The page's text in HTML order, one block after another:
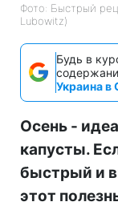
Фото: Быстрый
Lubowitz)
Будь в
Украина в
Осень -
капусты.
быстрый и
этот